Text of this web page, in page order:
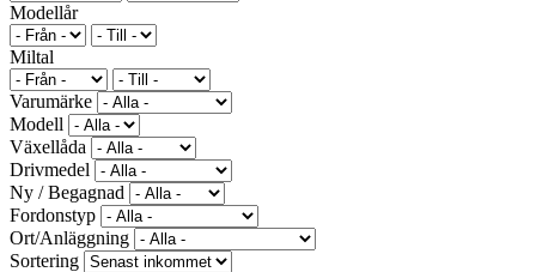
Modellår
Miltal
Varumärke
Modell
Växellåda
Drivmedel
Ny / Begagnad
Fordonstyp
Ort/Anläggning
Sortering